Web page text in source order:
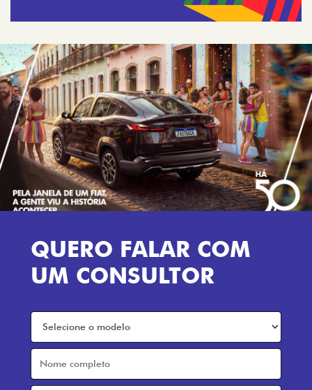
QUERO FALAR COM
UM CONSULTOR